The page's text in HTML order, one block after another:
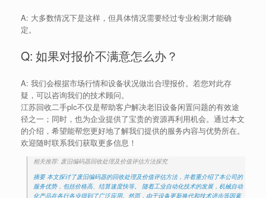
A: 大多数情况下是这样，但具体情况需要经过专业检测才能确
定。
Q: 如果对报价不满意怎么办？
A: 我们会根据市场行情和设备状况做出合理报价。若您对此存
疑，可以咨询我们的技术顾问。
江苏回收二手plc不仅是帮助客户解决老旧设备闲置问题的有效途
径之一；同时，也为企业提供了宝贵的资源再利用机会。通过本文
的介绍，希望能帮您更好地了解我们提供的服务内容与优势所在。
欢迎随时联系我们获取更多信息！
相关推荐: 废旧编码器回收处理及价值评估方法探究
摘要 本文探讨了废旧编码器的回收处理及价值评估方法，并着重介绍了本公司的
服务优势，包括价格高、结算速度快等。 随着工业自动化技术的发展，机械自动
化产品在各行各业得到了广泛应用。然而，由于设备更新换代和技术进步等因素